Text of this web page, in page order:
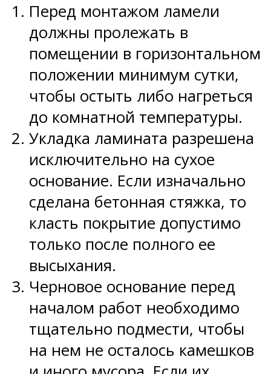
Перед монтажом ламели
должны пролежать в
помещении в горизонтальном
положении минимум сутки,
чтобы остыть либо нагреться
до комнатной температуры.
Укладка ламината разрешена
исключительно на сухое
основание. Если изначально
сделана бетонная стяжка, то
класть покрытие допустимо
только после полного ее
высыхания.
Черновое основание перед
началом работ необходимо
тщательно подмести, чтобы
на нем не осталось камешков